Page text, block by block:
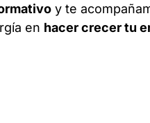
y te
en hacer crecer tu